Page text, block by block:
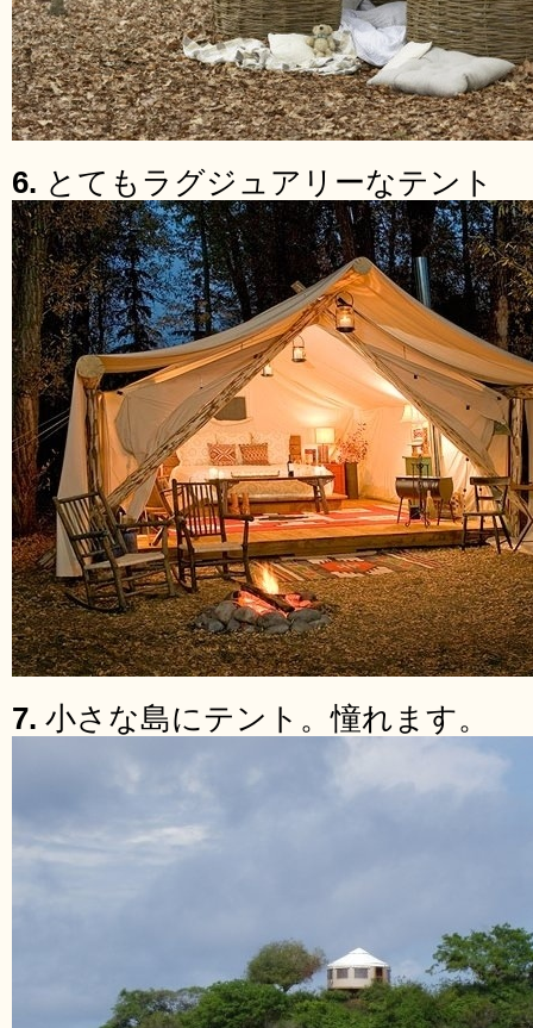
6. とてもラグジュアリーなテント
7. 小さな島にテント。憧れます。